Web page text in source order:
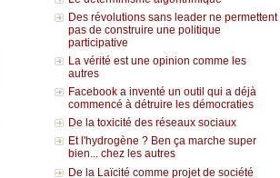
Des révolutions sans leader ne permettent
pas de construire une politique
participative
La vérité est une opinion comme les
autres
Facebook a inventé un outil qui a déjà
commencé à détruire les démocraties
De la toxicité des réseaux sociaux
Et l'hydrogène ? Ben ça marche super
bien... chez les autres
De la Laïcité comme projet de société